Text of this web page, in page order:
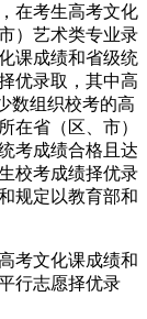
在考生高考文化
）艺术类专业录
课成绩和省级统
优录取，其中高
数组织校考的高
在省（区、市）
考成绩合格且达
校考成绩择优录
规定以教育部和
考文化课成绩和
行志愿择优录